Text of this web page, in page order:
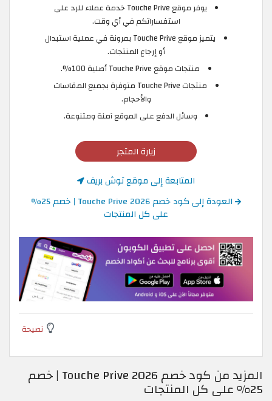
يوفر موقع Touche Prive خدمة عملاء للرد على
استفساراتكم في أي وقت.
يتميز موقع Touche Prive بمرونة في عملية استبدال
أو إرجاع المنتجات.
منتجات موقع Touche Prive أصلية 100%.
منتجات Touche Prive متوفرة بجميع المقاسات
والأحجام.
وسائل الدفع على الموقع آمنة ومتنوعة.
زيارة المتجر
المتابعة إلى موقع توش بريف
العودة إلى كود خصم Touche Prive 2026 | خصم 25%
على كل المنتجات
نصيحة
المزيد من كود خصم Touche Prive 2026 | خصم
25% على كل المنتجات